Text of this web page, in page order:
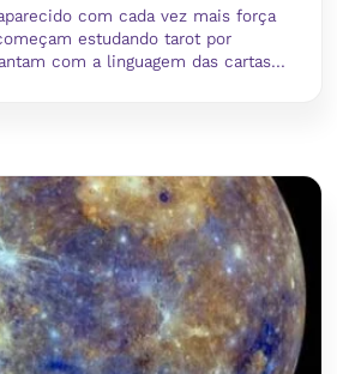
com cada vez mais força
estudando tarot por
com a linguagem das cartas...